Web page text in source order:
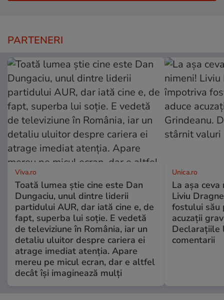
PARTENERI
Viva.ro
Toată lumea știe cine este Dan
Dungaciu, unul dintre liderii
partidului AUR, dar iată cine e, de
fapt, superba lui soție. E vedetă
de televiziune în România, iar un
detaliu uluitor despre cariera ei
atrage imediat atenția. Apare
mereu pe micul ecran, dar e altfel
decât își imaginează mulți
Unica.ro
La așa
Liviu
fostului său
acuzații
Declarațiile
comentarii